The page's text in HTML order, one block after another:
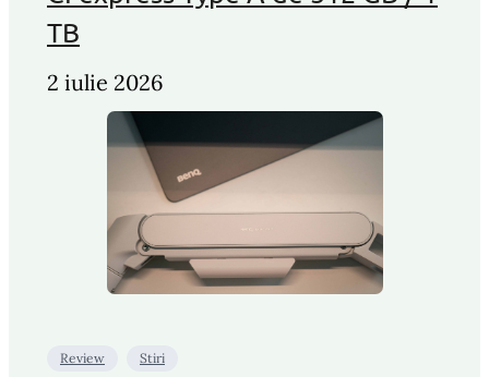
TB
2 iulie 2026
Review Stiri